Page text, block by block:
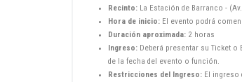
Recinto: La Estación de Barranco -
Hora de inicio: El evento podrá
Duración aproximada: 2 horas
Ingreso: Deberá presentar su Ticket o
de la fecha del evento o función.
Restricciones del Ingreso: El ingreso